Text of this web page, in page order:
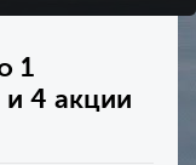
1
4 акции